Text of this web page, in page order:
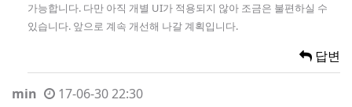
가능합니다. 다만 아직 개별 UI가 적용되지 않아 조금은 불편하실 수
있습니다. 앞으로 계속 개선해 나갈 계획입니다.
답변
min 17-06-30 22:30